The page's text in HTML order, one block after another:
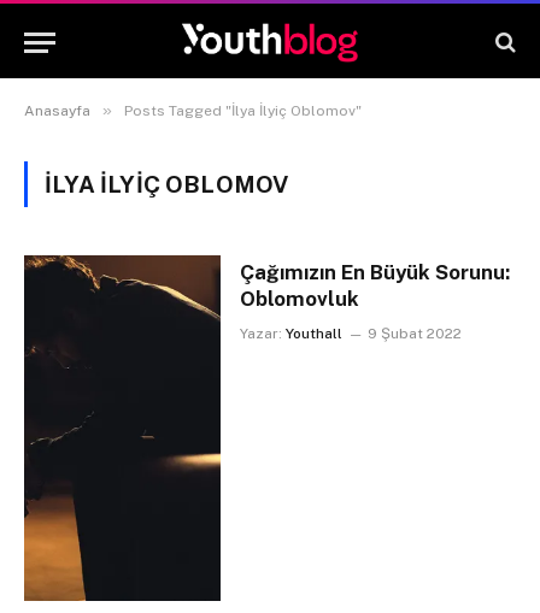
Anasayfa » Posts Tagged "İlya İlyiç Oblomov"
İLYA İLYIÇ OBLOMOV
Çağımızın En Büyük Sorunu:
Oblomovluk
Yazar: Youthall 9 Şubat 2022